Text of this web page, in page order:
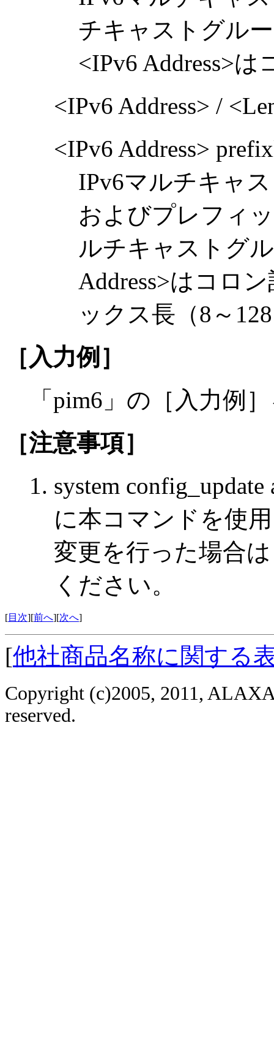
チキャストグル
<IPv6 Address>
<IPv6 Address> /
<IPv6 Address>
IPv6マルチキャ
およびプレフィ
ルチキャストグ
Address>はコロ
ックス長（8～
［入力例］
「pim6」の［入力例
［注意事項］
system
に本コマンドを使
変更を行った場合
ください。
[目次][前へ][次へ]
[他社商品名称に関する
Copyright (c)2005, 2011,
reserved.